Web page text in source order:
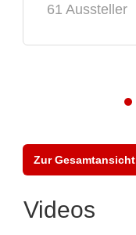
61 Aussteller
Zur Gesamtansicht
Videos